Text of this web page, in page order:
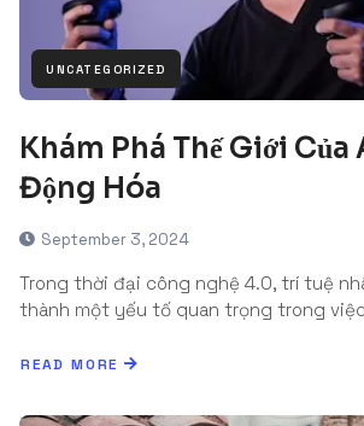
UNCATEGORIZED
Khám Phá Thế Giới Của
Động Hóa
September 3, 2024
Trong thời đại công nghệ 4.0, trí tuệ
thành một yếu tố quan trọng trong
READ MORE